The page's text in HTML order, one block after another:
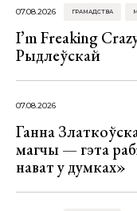
07.08.2026 ГРАМАДСТВА
I’m Freaking
Рыдлеўскай
07.08.2026
Ганна
магчы — гэта
нават у думках»